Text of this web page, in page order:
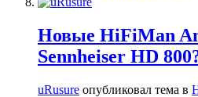
Новые HiFiMan
Sennheiser HD
uRusure опубликовал тема в